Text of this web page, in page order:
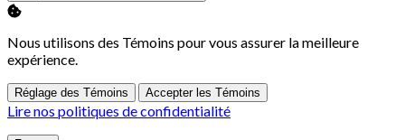
Nous utilisons des Témoins pour vous assurer la meilleure
expérience.
Réglage des Témoins Accepter les Témoins
Lire nos politiques de confidentialité